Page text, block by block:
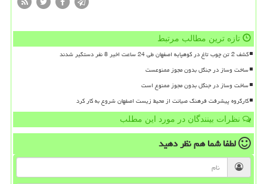
تازه ترین مطالب مرتبط
کشف 2 تن چوب تاغ در کوهپایه اصفهان طی 24 ساعت اخیر 8 نفر دستگیر شدند
ساخت وساز در جنگل بدون مجوز ممنوعست
ساخت وساز در جنگل بدون مجوز ممنوع است
کارگروه پیشرفت فرهنگ صیانت از محیط زیست اصفهان شروع به کار کرد
نظرات بینندگان در مورد این مطلب
لطفا شما همنظر دهید